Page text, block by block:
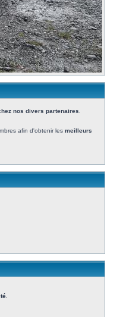
nos divers partenaires
afin d'obtenir les meilleurs